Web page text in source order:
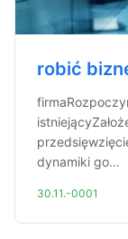
robić
dynamiki go...
30.11.-0001